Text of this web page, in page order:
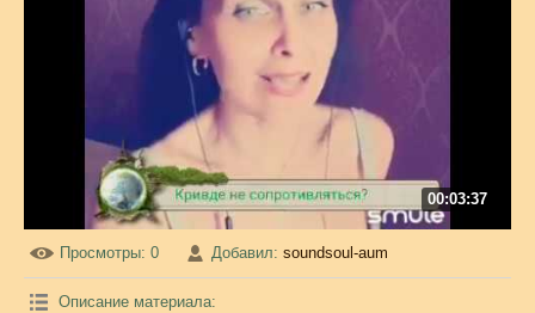
00:03:37
Просмотры: 0 Добавил: soundsoul-aum
Описание материала: